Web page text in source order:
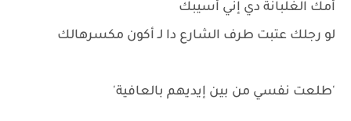
أمك الغلبانة دي إني أسيبك
لو رجلك عتبت طرف الشارع دا لـ أكون مكسرهالك
'طلعت نفسي من بين إيديهم بالعافية'